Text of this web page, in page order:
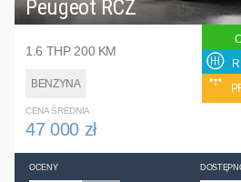
Peugeot RCZ
1.6 THP 200 KM
BENZYNA
CENA ŚREDNIA
47 000 zł
OCENY